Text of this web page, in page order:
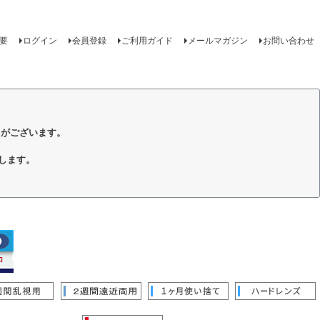
ログイン 会員登録 ご利用ガイド メールマガジン お問い合わせ
ございます。
ます。